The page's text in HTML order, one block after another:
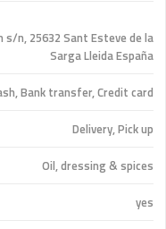
s/n, 25632 Sant Esteve de la
Sarga Lleida España
Bank transfer, Credit card
Delivery, Pick up
Oil, dressing & spices
yes